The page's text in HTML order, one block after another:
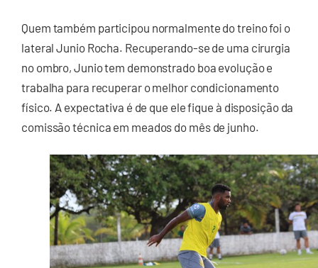
Quem também participou normalmente do treino foi o
lateral Junio Rocha. Recuperando-se de uma cirurgia
no ombro, Junio tem demonstrado boa evolução e
trabalha para recuperar o melhor condicionamento
físico. A expectativa é de que ele fique à disposição da
comissão técnica em meados do mês de junho.